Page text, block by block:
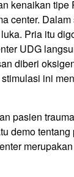
kenaikan
center.
Pria itu
UDG
diberi
ini
pasien
demo